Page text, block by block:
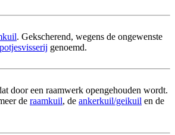
. Gekscherend, wegens de ongewenste
genoemd.
door een raamwerk opengehouden wordt.
de raamkuil, de ankerkuil/geikuil en de